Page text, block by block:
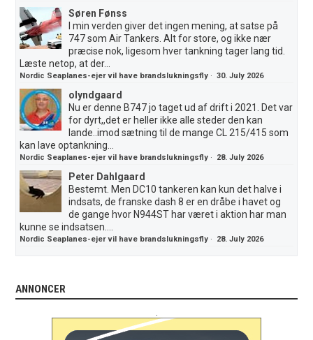
Søren Fønss
I min verden giver det ingen mening, at satse på
747 som Air Tankers. Alt for store, og ikke nær
præcise nok, ligesom hver tankning tager lang tid.
Læste netop, at der...
Nordic Seaplanes-ejer vil have brandslukningsfly ·30. July 2026
olyndgaard
Nu er denne B747 jo taget ud af drift i 2021. Det var
for dyrt,,det er heller ikke alle steder den kan
lande..imod sætning til de mange CL 215/415 som
kan lave optankning...
Nordic Seaplanes-ejer vil have brandslukningsfly · 28. July 2026
Peter Dahlgaard
Bestemt. Men DC10 tankeren kan kun det halve i
indsats, de franske dash 8 er en dråbe i havet og
de gange hvor N944ST har været i aktion har man
kunne se indsatsen....
Nordic Seaplanes-ejer vil have brandslukningsfly · 28. July 2026
ANNONCER